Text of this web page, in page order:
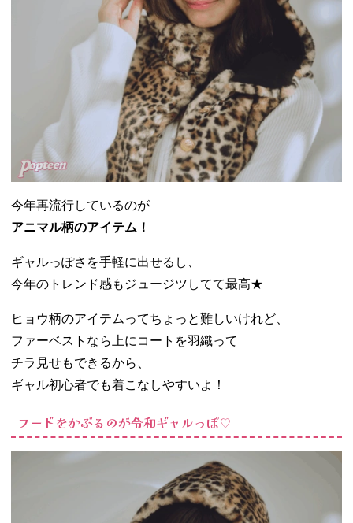
今年再流行しているのが
アニマル柄のアイテム！
ギャルっぽさを手軽に出せるし、
今年のトレンド感もジュージツしてて最高★
ヒョウ柄のアイテムってちょっと難しいけれど、
ファーベストなら上にコートを羽織って
チラ見せもできるから、
ギャル初心者でも着こなしやすいよ！
フードをかぶるのが令和ギャルっぽ♡